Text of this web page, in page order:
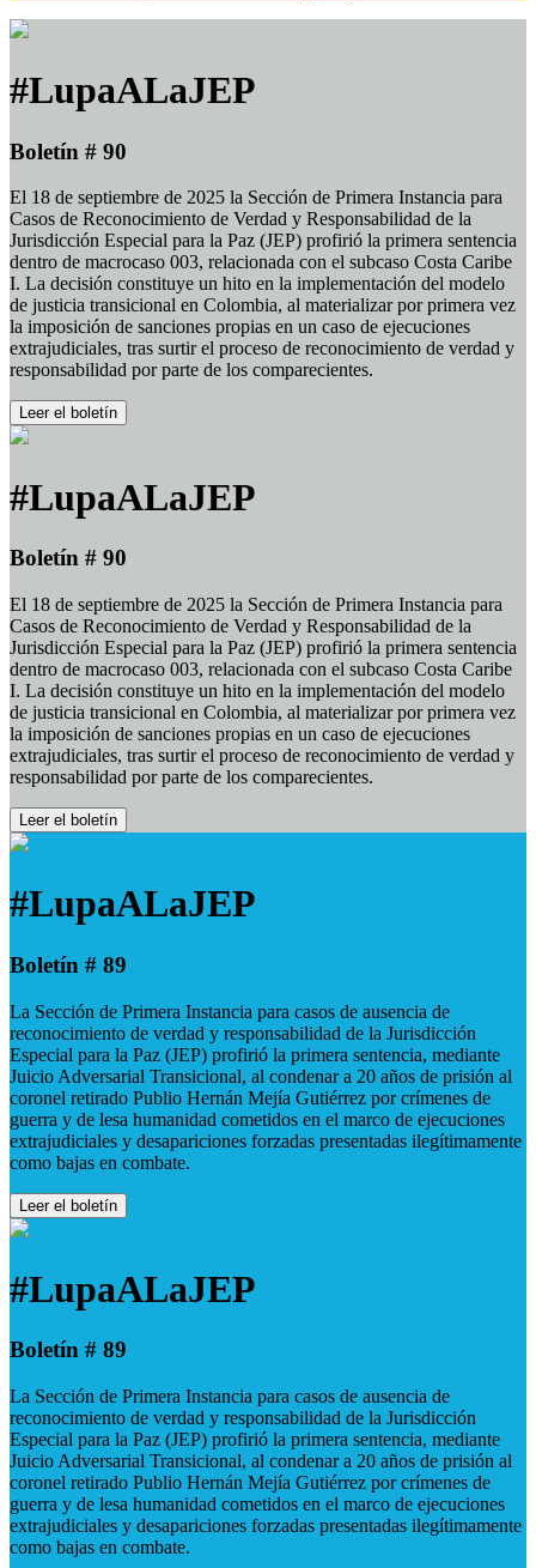
#LupaALaJEP
Boletín # 90
El 18 de septiembre de 2025 la Sección de Primera Instancia para
Casos de Reconocimiento de Verdad y Responsabilidad de la
Jurisdicción Especial para la Paz (JEP) profirió la primera sentencia
dentro de macrocaso 003, relacionada con el subcaso Costa Caribe
I. La decisión constituye un hito en la implementación del modelo
de justicia transicional en Colombia, al materializar por primera vez
la imposición de sanciones propias en un caso de ejecuciones
extrajudiciales, tras surtir el proceso de reconocimiento de verdad y
responsabilidad por parte de los comparecientes.
Leer el boletín
#LupaALaJEP
Boletín # 90
El 18 de septiembre de 2025 la Sección de Primera Instancia para
Casos de Reconocimiento de Verdad y Responsabilidad de la
Jurisdicción Especial para la Paz (JEP) profirió la primera sentencia
dentro de macrocaso 003, relacionada con el subcaso Costa Caribe
I. La decisión constituye un hito en la implementación del modelo
de justicia transicional en Colombia, al materializar por primera vez
la imposición de sanciones propias en un caso de ejecuciones
extrajudiciales, tras surtir el proceso de reconocimiento de verdad y
responsabilidad por parte de los comparecientes.
Leer el boletín
#LupaALaJEP
Boletín # 89
La Sección de Primera Instancia para casos de ausencia de
reconocimiento de verdad y responsabilidad de la Jurisdicción
Especial para la Paz (JEP) profirió la primera sentencia, mediante
Juicio Adversarial Transicional, al condenar a 20 años de prisión al
coronel retirado Publio Hernán Mejía Gutiérrez por crímenes de
guerra y de lesa humanidad cometidos en el marco de ejecuciones
extrajudiciales y desapariciones forzadas presentadas ilegítimamente
como bajas en combate.
Leer el boletín
#LupaALaJEP
Boletín # 89
La Sección de Primera Instancia para casos de ausencia de
reconocimiento de verdad y responsabilidad de la Jurisdicción
Especial para la Paz (JEP) profirió la primera sentencia, mediante
Juicio Adversarial Transicional, al condenar a 20 años de prisión al
coronel retirado Publio Hernán Mejía Gutiérrez por crímenes de
guerra y de lesa humanidad cometidos en el marco de ejecuciones
extrajudiciales y desapariciones forzadas presentadas ilegítimamente
como bajas en combate.